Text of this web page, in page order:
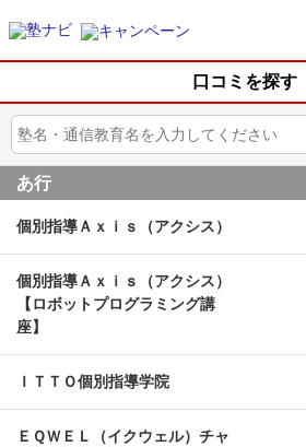
口コミを探す
あ行
個別指導Ａｘｉｓ（アクシス）
個別指導Ａｘｉｓ（アクシス）
【ロボットプログラミング講
座】
ＩＴＴＯ個別指導学院
ＥＱＷＥＬ（イクウェル）チャ